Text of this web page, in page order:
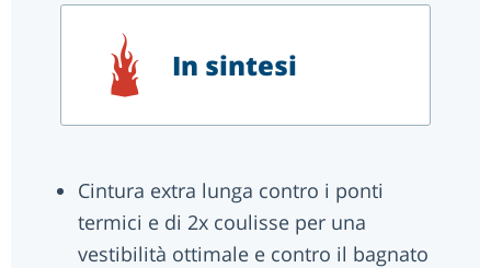
In sintesi
Cintura extra lunga contro i ponti
termici e di 2x coulisse per una
vestibilità ottimale e contro il bagnato